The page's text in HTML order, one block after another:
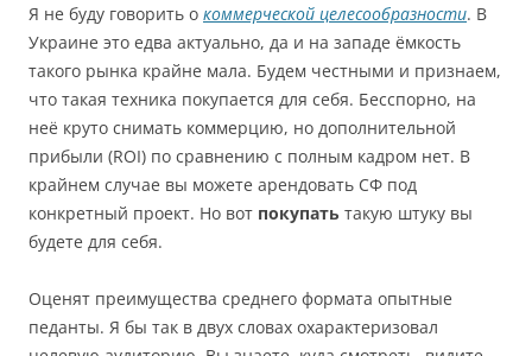
Я не буду говорить о коммерческой целесообразности. В
Украине это едва актуально, да и на западе ёмкость
такого рынка крайне мала. Будем честными и признаем,
что такая техника покупается для себя. Бесспорно, на
неё круто снимать коммерцию, но дополнительной
прибыли (ROI) по сравнению с полным кадром нет. В
крайнем случае вы можете арендовать СФ под
конкретный проект. Но вот покупать такую штуку вы
будете для себя.
Оценят преимущества среднего формата опытные
педанты. Я бы так в двух словах охарактеризовал